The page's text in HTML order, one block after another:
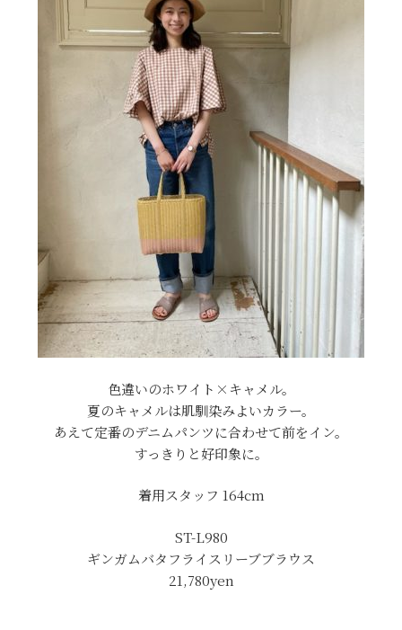
色違いのホワイト×キャメル。
夏のキャメルは肌馴染みよいカラー。
あえて定番のデニムパンツに合わせて前をイン。
すっきりと好印象に。
着用スタッフ 164cm
ST-L980
ギンガムバタフライスリーブブラウス
21,780yen